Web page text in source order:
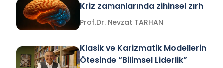
Kriz zamanlarında zihinsel zırh
Prof.Dr. Nevzat TARHAN
Klasik ve Karizmatik Modellerin
Ötesinde “Bilimsel Liderlik”